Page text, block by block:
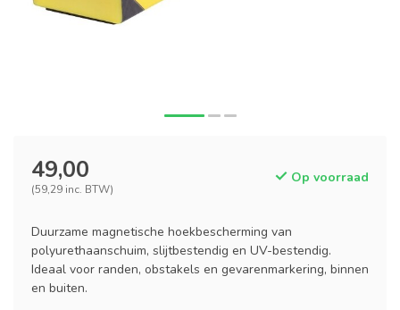
49,00
(59,29 inc. BTW)
Op voorraad
Duurzame magnetische hoekbescherming van
polyurethaanschuim, slijtbestendig en UV-bestendig.
Ideaal voor randen, obstakels en gevarenmarkering, binnen
en buiten.